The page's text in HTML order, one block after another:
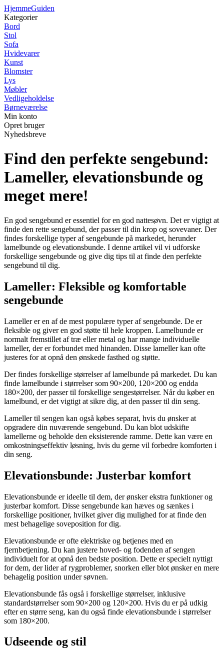
HjemmeGuiden
Kategorier
Bord
Stol
Sofa
Hvidevarer
Kunst
Blomster
Lys
Møbler
Vedligeholdelse
Børneværelse
Min konto
Opret bruger
Nyhedsbreve
Find den perfekte sengebund:
Lameller, elevationsbunde og
meget mere!
En god sengebund er essentiel for en god nattesøvn. Det er vigtigt at
finde den rette sengebund, der passer til din krop og sovevaner. Der
findes forskellige typer af sengebunde på markedet, herunder
lamelbunde og elevationsbunde. I denne artikel vil vi udforske
forskellige sengebunde og give dig tips til at finde den perfekte
sengebund til dig.
Lameller: Fleksible og komfortable
sengebunde
Lameller er en af de mest populære typer af sengebunde. De er
fleksible og giver en god støtte til hele kroppen. Lamelbunde er
normalt fremstillet af træ eller metal og har mange individuelle
lameller, der er forbundet med hinanden. Disse lameller kan ofte
justeres for at opnå den ønskede fasthed og støtte.
Der findes forskellige størrelser af lamelbunde på markedet. Du kan
finde lamelbunde i størrelser som 90×200, 120×200 og endda
180×200, der passer til forskellige sengestørrelser. Når du køber en
lamelbund, er det vigtigt at sikre dig, at den passer til din seng.
Lameller til sengen kan også købes separat, hvis du ønsker at
opgradere din nuværende sengebund. Du kan blot udskifte
lamellerne og beholde den eksisterende ramme. Dette kan være en
omkostningseffektiv løsning, hvis du gerne vil forbedre komforten i
din seng.
Elevationsbunde: Justerbar komfort
Elevationsbunde er ideelle til dem, der ønsker ekstra funktioner og
justerbar komfort. Disse sengebunde kan hæves og sænkes i
forskellige positioner, hvilket giver dig mulighed for at finde den
mest behagelige soveposition for dig.
Elevationsbunde er ofte elektriske og betjenes med en
fjernbetjening. Du kan justere hoved- og fodenden af sengen
individuelt for at opnå den bedste position. Dette er specielt nyttigt
for dem, der lider af rygproblemer, snorken eller blot ønsker en mere
behagelig position under søvnen.
Elevationsbunde fås også i forskellige størrelser, inklusive
standardstørrelser som 90×200 og 120×200. Hvis du er på udkig
efter en større seng, kan du også finde elevationsbunde i størrelser
som 180×200.
Udseende og stil